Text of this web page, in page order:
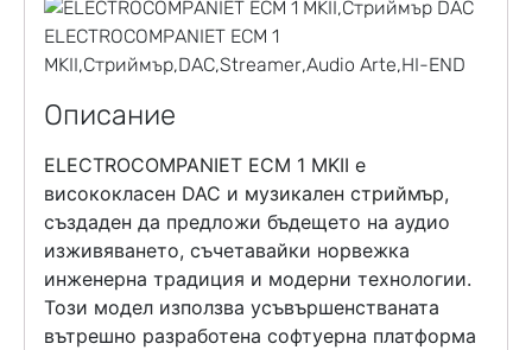
Описание
ELECTROCOMPANIET ECM 1 MKII е
висококласен DAC и музикален стриймър,
създаден да предложи бъдещето на аудио
изживяването, съчетавайки норвежка
инженерна традиция и модерни технологии.
Този модел използва усъвършенстваната
вътрешно разработена софтуерна платформа